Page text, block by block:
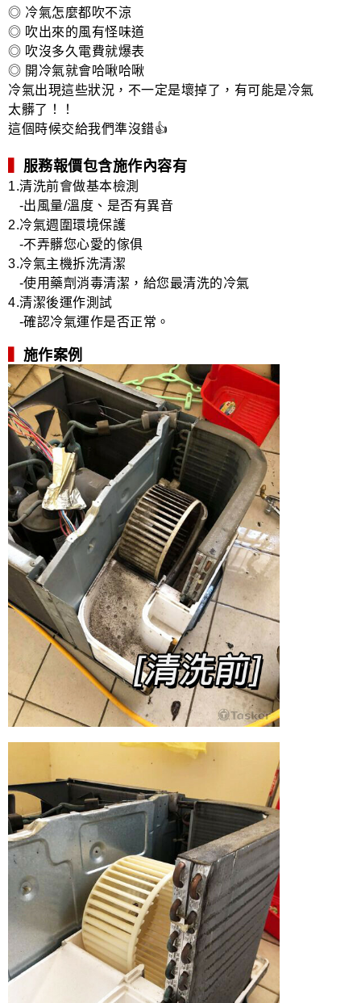
◎ 冷氣怎麼都吹不涼
◎ 吹出來的風有怪味道
◎ 吹沒多久電費就爆表
◎ 開冷氣就會哈啾哈啾
冷氣出現這些狀況，不一定是壞掉了，有可能是冷氣
太髒了！！
這個時候交給我們準沒錯👍
服務報價包含施作內容有
1.清洗前會做基本檢測
-出風量/溫度、是否有異音
2.冷氣週圍環境保護
-不弄髒您心愛的傢俱
3.冷氣主機拆洗清潔
-使用藥劑消毒清潔，給您最清洗的冷氣
4.清潔後運作測試
-確認冷氣運作是否正常。
施作案例